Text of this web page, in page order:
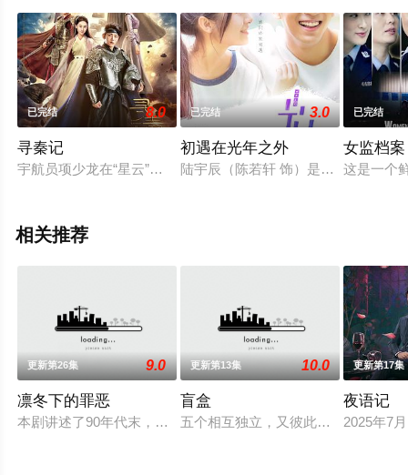
已完结 8.0
寻秦记
宇航员项少龙在“星云”号事故中，遭遇黑洞，穿越回到2000多年
已完结 3.0
初遇在光年之外
陆宇辰（陈若轩 饰）是燕青大学计
已完结
女监档案
这是一个
相关推荐
更新第26集 9.0
凛冬下的罪恶
本剧讲述了90年代末，怒河市刑侦支队在无普及监控、无DNA
更新第13集 10.0
盲盒
五个相互独立，又彼此呼应的故事
更新第17集
夜语记
2025年7